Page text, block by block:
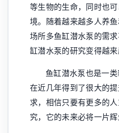
等生物的生命，同时也
境。随着越来越多人养
场所多鱼缸潜水泵的需
缸潜水泵的研究变得越来
鱼缸潜水泵也是一
在近几年得到了很大的
求，相信只要有更多的
究，它的未来必将一片辉